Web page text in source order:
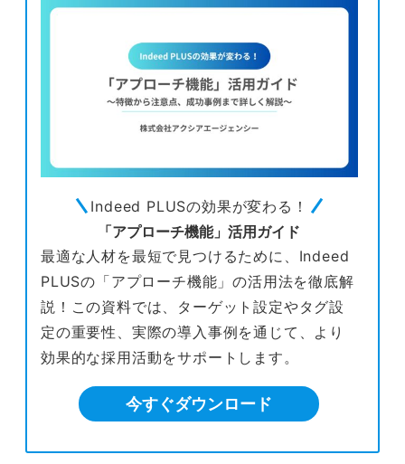
Indeed PLUSの効果が変わる！
「アプローチ機能」活用ガイド
最適な人材を最短で見つけるために、Indeed
PLUSの「アプローチ機能」の活用法を徹底解
説！この資料では、ターゲット設定やタグ設
定の重要性、実際の導入事例を通じて、より
効果的な採用活動をサポートします。
今すぐダウンロード